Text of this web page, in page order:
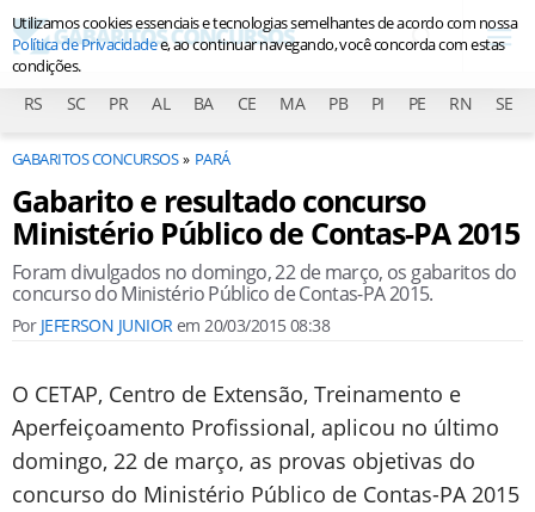
RS SC PR AL BA CE MA PB PI PE RN SE
GABARITOS CONCURSOS PARÁ
Gabarito e resultado concurso
Ministério Público de Contas-PA 2015
Foram divulgados no domingo, 22 de março, os gabaritos do
concurso do Ministério Público de Contas-PA 2015.
Por JEFERSON JUNIORem20/03/2015 08:38
O CETAP, Centro de Extensão, Treinamento e
Aperfeiçoamento Profissional, aplicou no último
domingo, 22 de março, as provas objetivas do
concurso do Ministério Público de Contas-PA 2015
Utilizamos cookies essenciais e tecnologias semelhantes de acordo com nossa
Política de Privacidadee, ao continuar navegando, você concorda com estas
condições.